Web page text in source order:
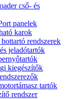
cső- és
panelek
karok
rendszerek
jeladótartók
kiegészítők
tartók
rendszer